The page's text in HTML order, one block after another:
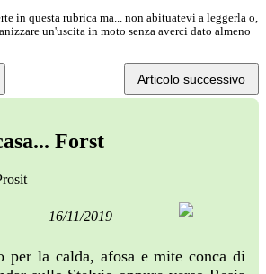
in questa rubrica ma... non abituatevi a leggerla o,
un'uscita in moto senza averci dato almeno
Articolo successivo
Forst
16/11/2019
per la calda, afosa e mite conca di